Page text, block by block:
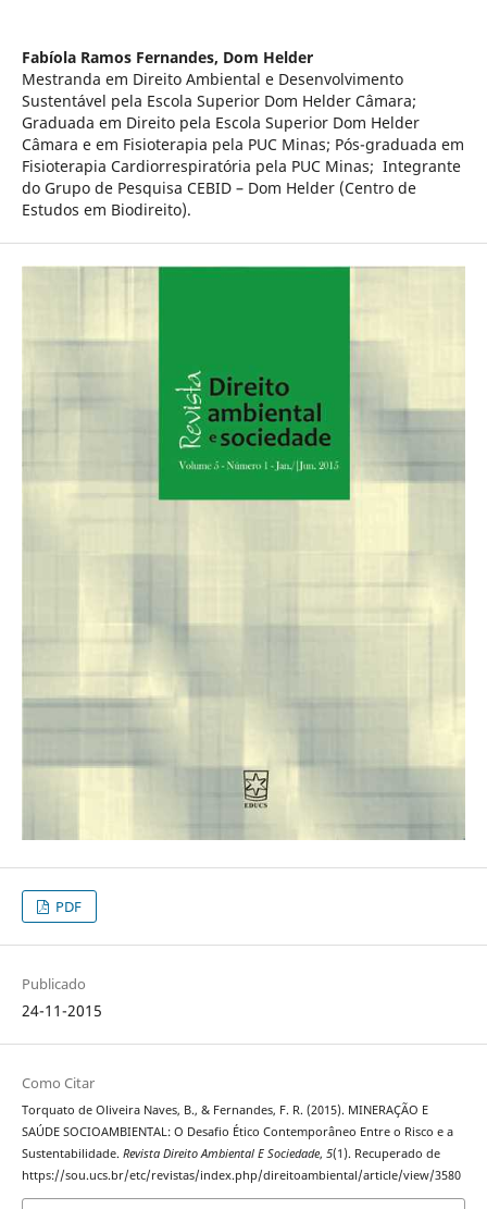
Fabíola Ramos Fernandes, Dom Helder
Mestranda em Direito Ambiental e Desenvolvimento
Sustentável pela Escola Superior Dom Helder Câmara;
Graduada em Direito pela Escola Superior Dom Helder
Câmara e em Fisioterapia pela PUC Minas; Pós-graduada em
Fisioterapia Cardiorrespiratória pela PUC Minas; Integrante
do Grupo de Pesquisa CEBID – Dom Helder (Centro de
Estudos em Biodireito).
PDF
Publicado
24-11-2015
Como Citar
Torquato de Oliveira Naves, B., & Fernandes, F. R. (2015). MINERAÇÃO E
SAÚDE SOCIOAMBIENTAL: O Desafio Ético Contemporâneo Entre o Risco e a
Sustentabilidade. Revista Direito Ambiental E Sociedade, 5(1). Recuperado de
https://sou.ucs.br/etc/revistas/index.php/direitoambiental/article/view/3580